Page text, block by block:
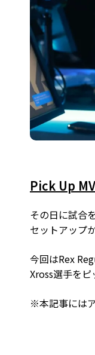
Pick Up
その日に試合
セットアップ
今回はRex
Xross選手をピ
※本記事には